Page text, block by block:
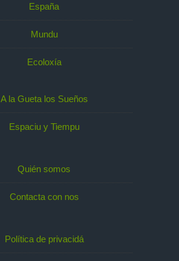
España
Mundu
Ecoloxía
A la Gueta los Sueños
Espaciu y Tiempu
Quién somos
Contacta con nos
Política de privacidá